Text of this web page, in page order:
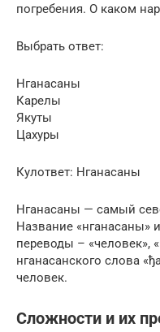
погребения. О каком
Выбрать ответ:
Нганасаны
Карелы
Якуты
Цахуры
Кулответ: Нганасаны
Нганасаны — самый
Название
переводы – «человек»,
нганасанского слова
человек.
Сложности и их